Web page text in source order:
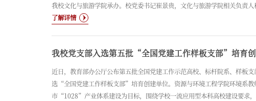
我校文化与旅游学院承办。校党委书记崔景贵，文化与旅游学院相关负责人
了解详情
我校党支部入选第五批“全国党建工作样板支部”培育
近日，教育部办公厅公布第五批全国党建工作示范高校、标杆院系、样板
选“全国党建工作样板支部”培育创建单位。资源与环境工程学院环境系
市“1028”产业体系建设为目标，围绕学校一流应用型本科高校建设要